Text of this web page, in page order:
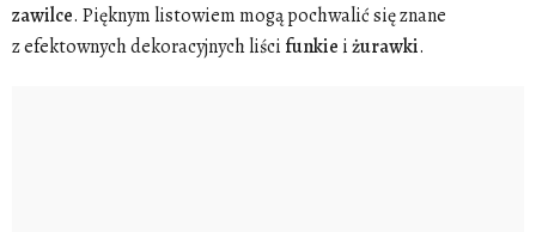
zawilce. Pięknym listowiem mogą pochwalić się znane
z efektownych dekoracyjnych liści funkie iżurawki.